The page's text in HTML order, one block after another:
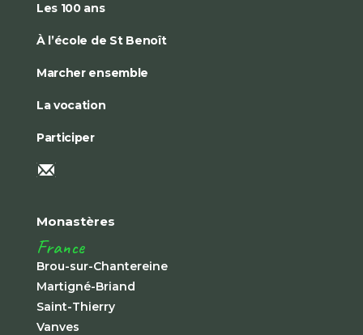
Les 100 ans
À l’école de St Benoît
Marcher ensemble
La vocation
Participer
Monastères
France
Brou-sur-Chantereine
Martigné-Briand
Saint-Thierry
Vanves